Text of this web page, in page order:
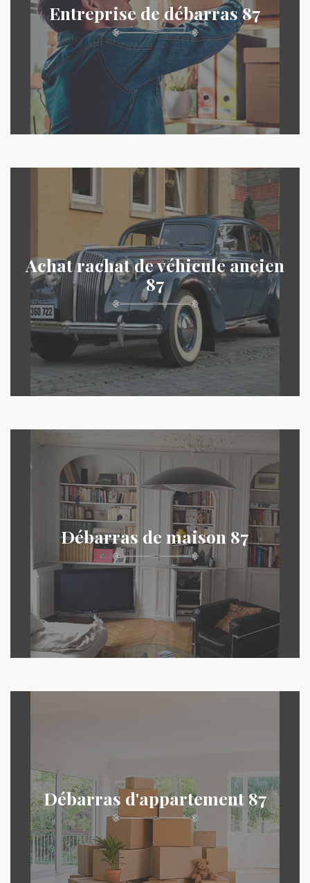
Entreprise de débarras 87
Achat rachat de véhicule ancien
87
Débarras de maison 87
Débarras d'appartement 87